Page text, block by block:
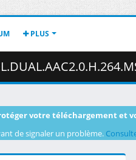
PLUS
votre téléchargement et
de signaler un problème.